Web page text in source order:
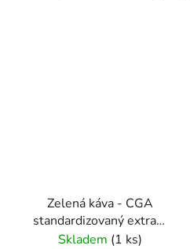
Zelená káva - CGA
standardizovaný extrakt
kapsle 80 ks
Skladem (1 ks)